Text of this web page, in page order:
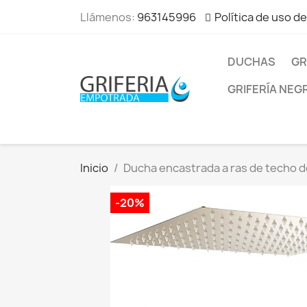
Llámenos: 963145996 Política de uso
DUCHAS
GRIFERÍA
Inicio Ducha encastrada a ras de techo
-20%